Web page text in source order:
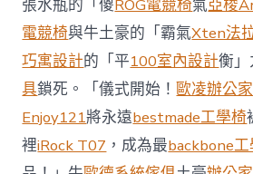
張水瓶的「傻ROG電競椅氣亞梭
電競椅與牛土豪的「霸氣Xten法
巧寓設計的「平100室內設計衡
具鎖死。「儀式開始！歐凌辦公
Enjoy121將永遠bestmade工學椅
裡iRock T07 ，成為最backbone